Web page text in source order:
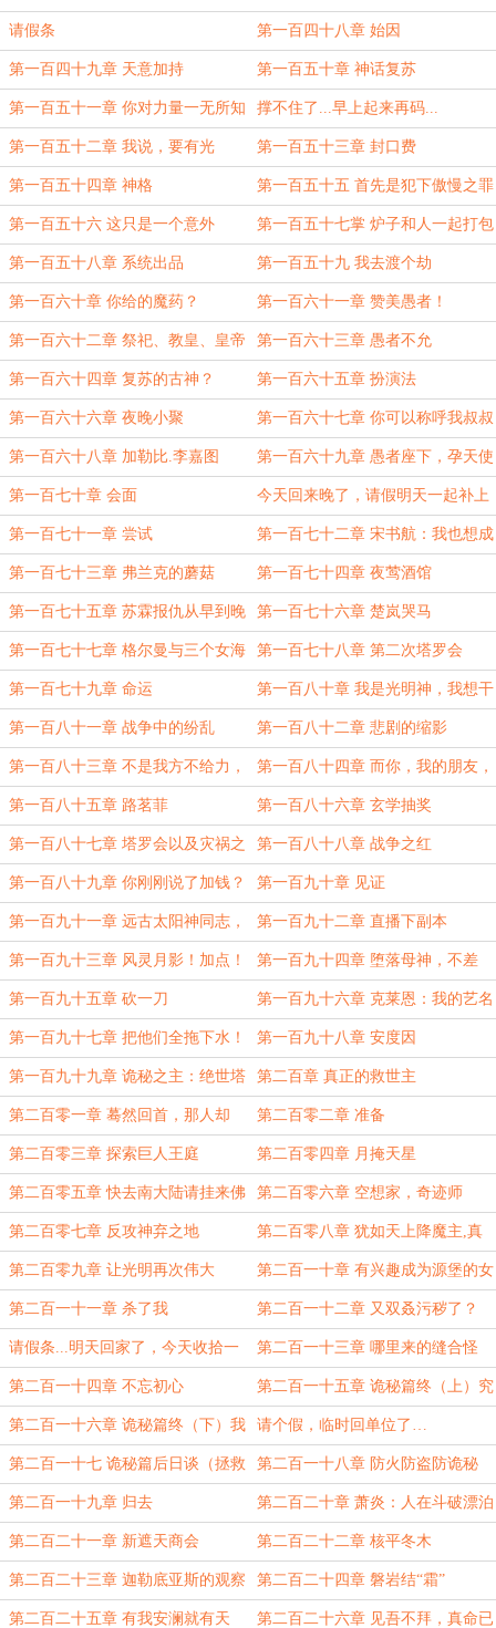
我？
请假条 第一百四十八章 始因
第一百四十九章 天意加持 第一百五十章 神话复苏
第一百五十一章 你对力量一无所知 撑不住了...早上起来再码...
第一百五十二章 我说，要有光 第一百五十三章 封口费
第一百五十四章 神格 第一百五十五 首先是犯下傲慢之罪
的未来苏
第一百五十六 这只是一个意外 第一百五十七掌 炉子和人一起打包
带走（一人之下过渡章）
第一百五十八章 系统出品 第一百五十九 我去渡个劫
第一百六十章 你给的魔药？ 第一百六十一章 赞美愚者！
第一百六十二章 祭祀、教皇、皇帝 第一百六十三章 愚者不允
第一百六十四章 复苏的古神？ 第一百六十五章 扮演法
第一百六十六章 夜晚小聚 第一百六十七章 你可以称呼我叔叔
第一百六十八章 加勒比.李嘉图 第一百六十九章 愚者座下，孕天使
第一百七十章 会面
&amp;amp;amp;amp;amp;amp;amp;签
名
今天回来晚了，请假明天一起补上
第一百七十一章 尝试 第一百七十二章 宋书航：我也想成
为可靠的大前辈
第一百七十三章 弗兰克的蘑菇 第一百七十四章 夜莺酒馆
第一百七十五章 苏霖报仇从早到晚 第一百七十六章 楚岚哭马
第一百七十七章 格尔曼与三个女海
盗
第一百七十八章 第二次塔罗会
第一百七十九章 命运 第一百八十章 我是光明神，我想干
什么就干什么
第一百八十一章 战争中的纷乱 第一百八十二章 悲剧的缩影
第一百八十三章 不是我方不给力，
奈何对方有高达
第一百八十四章 而你，我的朋友，
你才是真正的英雄
第一百八十五章 路茗菲 第一百八十六章 玄学抽奖
第一百八十七章 塔罗会以及灾祸之
城
第一百八十八章 战争之红
第一百八十九章 你刚刚说了加钱？ 第一百九十章 见证
第一百九十一章 远古太阳神同志，
要来杯伏特加么？
第一百九十二章 直播下副本
第一百九十三章 风灵月影！加点！ 第一百九十四章 堕落母神，不差
第一百九十五章 砍一刀 第一百九十六章 克莱恩：我的艺名
是怪盗基德
第一百九十七章 把他们全拖下水！ 第一百九十八章 安度因
第一百九十九章 诡秘之主：绝世塔
罗
第二百章 真正的救世主
第二百零一章 蓦然回首，那人却
在，灯火阑珊处
第二百零二章 准备
第二百零三章 探索巨人王庭 第二百零四章 月掩天星
第二百零五章 快去南大陆请挂来佛
祖！
第二百零六章 空想家，奇迹师
第二百零七章 反攻神弃之地 第二百零八章 犹如天上降魔主,真
是人间太岁神
第二百零九章 让光明再次伟大 第二百一十章 有兴趣成为源堡的女
主人么？
第二百一十一章 杀了我 第二百一十二章 又双叒污秽了？
请假条...明天回家了，今天收拾一
下行李，明天一起补上
第二百一十三章 哪里来的缝合怪
第二百一十四章 不忘初心 第二百一十五章 诡秘篇终（上）究
极体融合型造物主形态
第二百一十六章 诡秘篇终（下）我
的元婴不可名状
请个假，临时回单位了…
第二百一十七 诡秘篇后日谈（拯救
大兵苏霖）
第二百一十八章 防火防盗防诡秘
（八千字合章）
第二百一十九章 归去 第二百二十章 萧炎：人在斗破漂泊
失联
第二百二十一章 新遮天商会 第二百二十二章 核平冬木
第二百二十三章 迦勒底亚斯的观察 第二百二十四章 磐岩结“霜”
第二百二十五章 有我安澜就有天 第二百二十六章 见吾不拜，真命已